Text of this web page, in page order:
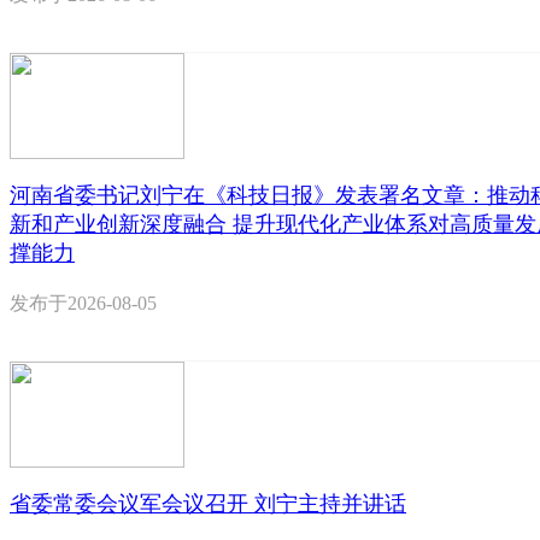
河南省委书记刘宁在《科技日报》发表署名文章：推动
新和产业创新深度融合 提升现代化产业体系对高质量
撑能力
发布于2026-08-05
省委常委会议军会议召开 刘宁主持并讲话